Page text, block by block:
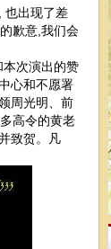
出现了差
歉意,我们会
次演出的赞
心和不愿署
周光明、前
高令的黄老
致贺。凡